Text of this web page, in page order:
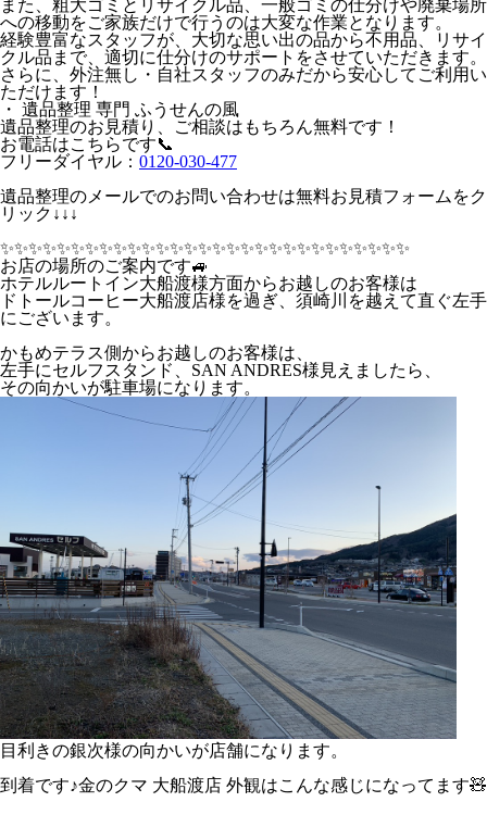
また、粗大ゴミとリサイクル品、一般ゴミの仕分けや廃棄場所
への移動をご家族だけで行うのは大変な作業となります。
経験豊富なスタッフが、大切な思い出の品から不用品、リサイ
クル品まで、適切に仕分けのサポートをさせていただきます。
さらに、外注無し・自社スタッフのみだから安心してご利用い
ただけます！
・ 遺品整理 専門 ふうせんの風
遺品整理のお見積り、ご相談はもちろん無料です！
お電話はこちらです📞
フリーダイヤル： 0120-030-477
遺品整理のメールでのお問い合わせは無料お見積フォームをク
リック↓↓↓
✨️✨️✨️✨️✨️✨️✨️✨️✨️✨️✨️✨️✨️✨️✨️✨️✨️✨️✨️✨️✨️✨️✨️✨️✨️✨️✨️✨️✨️
お店の場所のご案内です🚙
ホテルルートイン大船渡様方面からお越しのお客様は
ドトールコーヒー大船渡店様を過ぎ、須崎川を越えて直ぐ左手
にございます。
かもめテラス側からお越しのお客様は、
左手にセルフスタンド、SAN ANDRES様見えましたら、
その向かいが駐車場になります。
目利きの銀次様の向かいが店舗になります。
到着です♪金のクマ 大船渡店 外観はこんな感じになってます🧸